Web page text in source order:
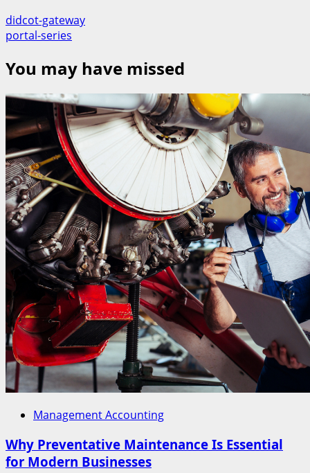
didcot-gateway
portal-series
You may have missed
Management Accounting
Why Preventative Maintenance Is Essential
for Modern Businesses